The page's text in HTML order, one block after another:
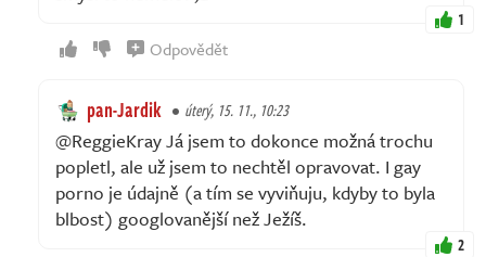
1
Odpovědět
pan-Jardik úterý, 15. 11., 10:23
@ReggieKray Já jsem to dokonce možná trochu
popletl, ale už jsem to nechtěl opravovat. I gay
porno je údajně (a tím se vyviňuju, kdyby to byla
blbost) googlovanější než Ježíš.
2